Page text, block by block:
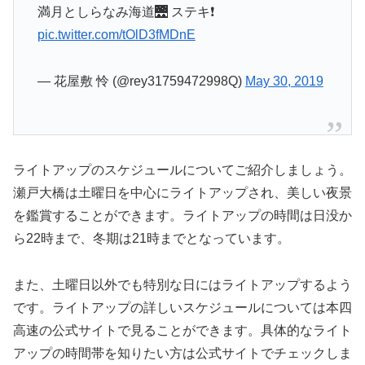
満月としらなみ海道🌉 ステキ❗
pic.twitter.com/tOlD3fMDnE
— 花屋敷 怜 (@rey31759472998Q) May 30, 2019
ライトアップのスケジュールについてご紹介しましょう。
瀬戸大橋は土曜日を中心にライトアップされ、美しい夜景
を鑑賞することができます。ライトアップの時間は日没か
ら22時まで、冬期は21時までとなっています。
また、土曜日以外でも特別な日にはライトアップするよう
です。ライトアップの詳しいスケジュールについては本四
高速の公式サイトで見ることができます。具体的なライト
アップの時間帯を知りたい方は公式サイトでチェックしま